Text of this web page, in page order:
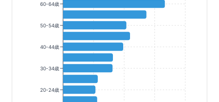
60-64歳
50-54歳
40-44歳
30-34歳
20-24歳